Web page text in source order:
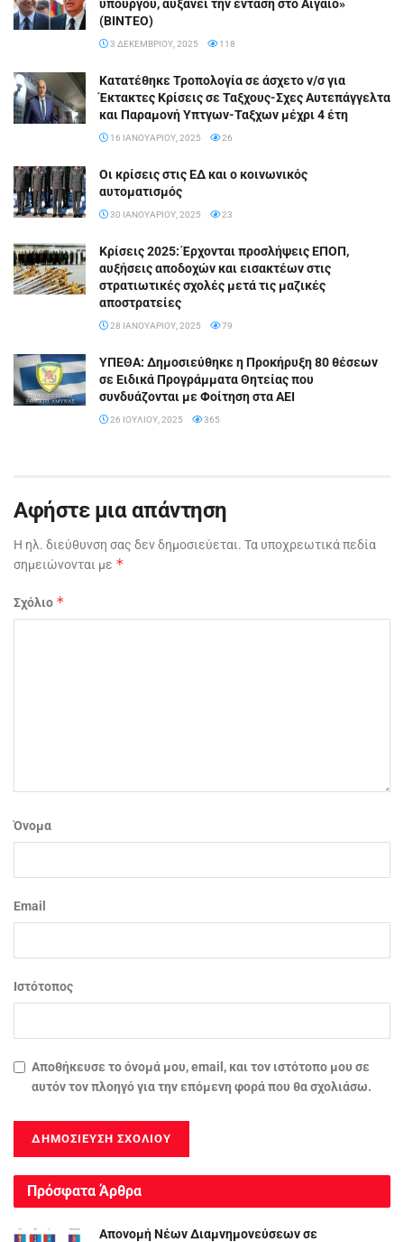
υπουργού, αυξάνει την ένταση στο Αιγαίο»
(BINTEO)
3 ΔΕΚΕΜΒΡΊΟΥ, 2025 118
Κατατέθηκε Τροπολογία σε άσχετο ν/σ για
Έκτακτες Κρίσεις σε Ταξχους-Σχες Αυτεπάγγελτα
και Παραμονή Υπτγων-Ταξχων μέχρι 4 έτη
16 ΙΑΝΟΥΑΡΊΟΥ, 2025 26
Οι κρίσεις στις ΕΔ και ο κοινωνικός
αυτοματισμός
30 ΙΑΝΟΥΑΡΊΟΥ, 2025 23
Κρίσεις 2025: Έρχονται προσλήψεις EΠΟΠ,
αυξήσεις αποδοχών και εισακτέων στις
στρατιωτικές σχολές μετά τις μαζικές
αποστρατείες
28 ΙΑΝΟΥΑΡΊΟΥ, 2025 79
ΥΠΕΘΑ: Δημοσιεύθηκε η Προκήρυξη 80 θέσεων
σε Ειδικά Προγράμματα Θητείας που
συνδυάζονται με Φοίτηση στα ΑΕΙ
26 ΙΟΥΛΊΟΥ, 2025 365
Αφήστε μια απάντηση
Η ηλ. διεύθυνση σας δεν δημοσιεύεται. Τα υποχρεωτικά πεδία
σημειώνονται με *
Σχόλιο *
Όνομα
Email
Ιστότοπος
Αποθήκευσε το όνομά μου, email, και τον ιστότοπο μου σε
αυτόν τον πλοηγό για την επόμενη φορά που θα σχολιάσω.
Πρόσφατα Άρθρα
Απονομή Νέων Διαμνημονεύσεων σε